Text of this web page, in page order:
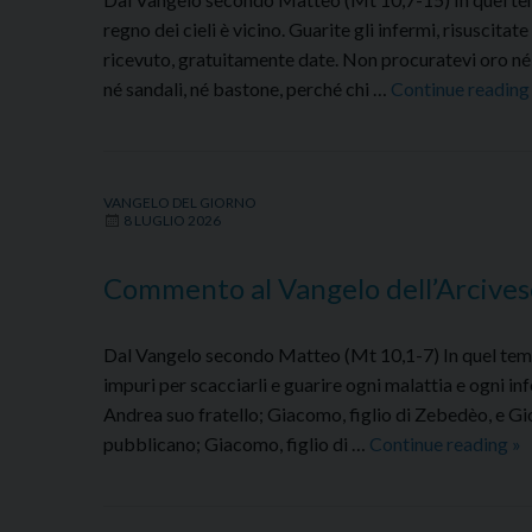
regno dei cieli è vicino. Guarite gli infermi,
ricevuto, gratuitamente date. Non procuratevi oro
né sandali, né bastone, perché chi … Continue reading
VANGELO DEL GIORNO
8 LUGLIO 2026
Commento al Vangelo
Dal Vangelo secondo Matteo (Mt 10,1-7) In quel
impuri per scacciarli e guarire ogni malattia e ogni
Andrea suo fratello; Giacomo, figlio di Zebedèo, e
pubblicano; Giacomo, figlio di … Continue reading »